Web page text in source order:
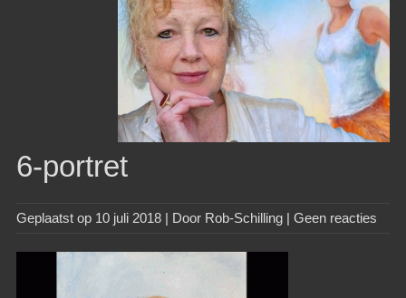
6-portret
Geplaatst op 10 juli 2018| Door Rob-Schilling| Geen reacties